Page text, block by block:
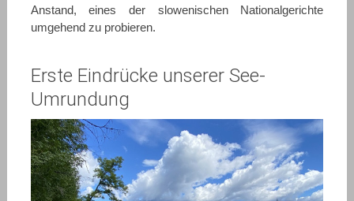
Anstand, eines der slowenischen Nationalgerichte
umgehend zu probieren.
Erste Eindrücke unserer See-
Umrundung